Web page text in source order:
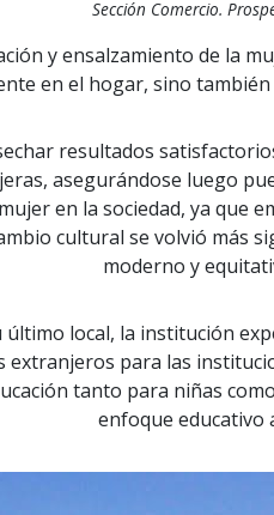
Sección Comercio.
y ensalzamiento de la
en el hogar, sino
resultados
asegurándose luego
en la sociedad, ya
cultural se volvió más
moderno y
local, la institución
para las
tanto para niñas
enfoque educativo